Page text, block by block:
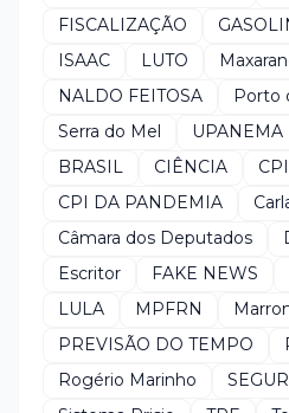
FISCALIZAÇÃO
ISAAC
LUTO
NALDO FEITOSA
Porto
Serra do Mel
UPANEMA
BRASIL
CIÊNCIA
CPI DA PANDEMIA
Câmara dos Deputados
Escritor
FAKE NEWS
LULA
MPFRN
PREVISÃO DO TEMPO
Rogério Marinho